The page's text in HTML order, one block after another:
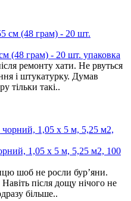
(48 грам) - 20 шт. упаковка
ремонту хати. Не рвуться
і штукатурку. Думав
тільки такі..
1,05 х 5 м, 5,25 м2, 100
шоб не росли бур’яни.
після дощу нічого не
більше..